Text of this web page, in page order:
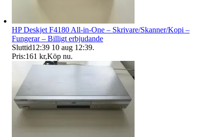
HP Deskjet F4180 All-in-One – Skrivare/Skanner/Kopi –
Fungerar – Billigt erbjudande
Sluttid12:39 10 aug 12:39.
Pris:161 kr,Köp nu.